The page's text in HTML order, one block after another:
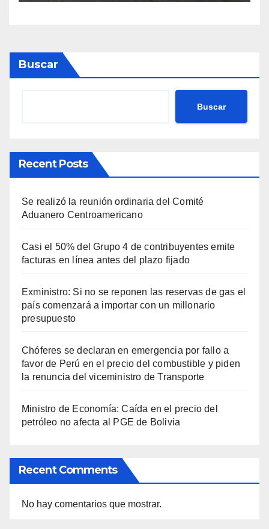
Buscar
Buscar
Recent Posts
Se realizó la reunión ordinaria del Comité
Aduanero Centroamericano
Casi el 50% del Grupo 4 de contribuyentes emite
facturas en línea antes del plazo fijado
Exministro: Si no se reponen las reservas de gas el
país comenzará a importar con un millonario
presupuesto
Chóferes se declaran en emergencia por fallo a
favor de Perú en el precio del combustible y piden
la renuncia del viceministro de Transporte
Ministro de Economía: Caída en el precio del
petróleo no afecta al PGE de Bolivia
Recent Comments
No hay comentarios que mostrar.